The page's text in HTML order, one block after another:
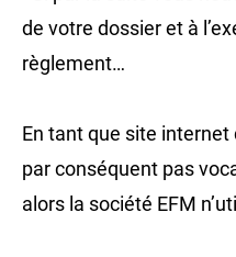
de votre dossier et à
règlement…
En tant que site
par conséquent pas
alors la société EFM